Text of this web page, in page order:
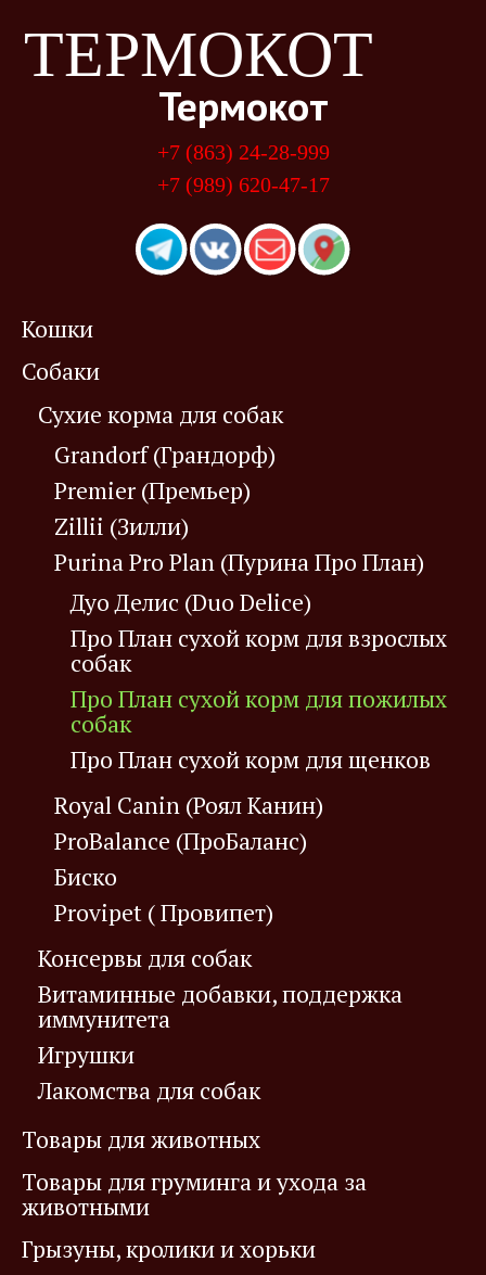
ТЕРМОКОТ
Термокот
+7 (863) 24-28-999
+7 (989) 620-47-17
Кошки
Собаки
Сухие корма для собак
Grandorf (Грандорф)
Premier (Премьер)
Zillii (Зилли)
Purina Pro Plan (Пурина Про План)
Дуо Делис (Duo Delice)
Про План сухой корм для взрослых
собак
Про План сухой корм для пожилых
собак
Про План сухой корм для щенков
Royal Canin (Роял Канин)
ProBalance (ПроБаланс)
Биско
Provipet ( Провипет)
Консервы для собак
Витаминные добавки, поддержка
иммунитета
Игрушки
Лакомства для собак
Товары для животных
Товары для груминга и ухода за
животными
Грызуны, кролики и хорьки